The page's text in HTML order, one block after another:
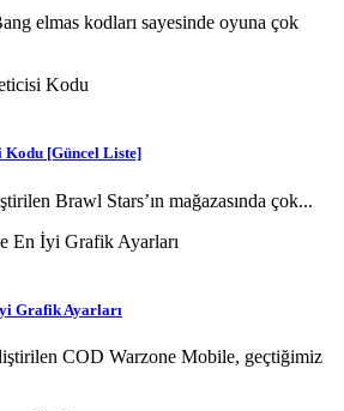
elmas kodları sayesinde oyuna çok
[Güncel Liste]
Brawl Stars’ın mağazasında çok...
Grafik Ayarları
COD Warzone Mobile, geçtiğimiz